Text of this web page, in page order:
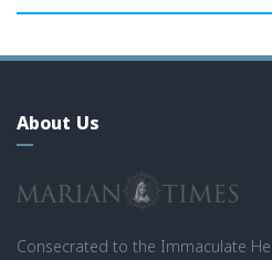
About Us
Consecrated to the Immaculate